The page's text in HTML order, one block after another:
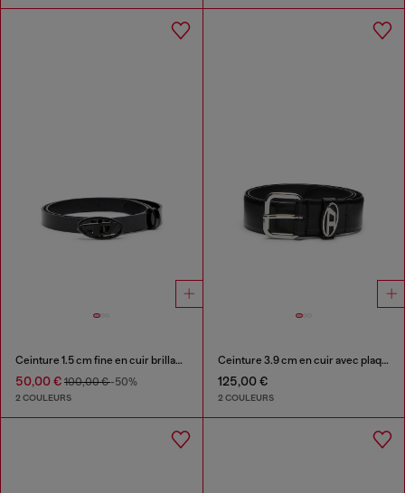
Ceinture 1.5 cm fine en cuir brillant avec boucle Oval D
50,00 € 100,00 €-50%
2 COULEURS
Ceinture 3.9 cm en cuir avec plaque à logo
125,00 €
2 COULEURS